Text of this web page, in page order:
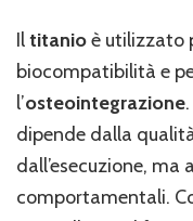
Iltitanioè utilizzato
biocompatibilità e
l’osteointegrazione
dipende dalla
dall’esecuzione,
comportamentali.